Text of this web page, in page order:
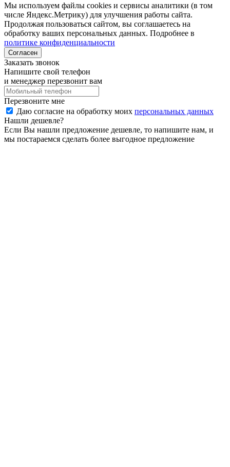
Мы используем файлы cookies и сервисы аналитики (в том
числе Яндекс.Метрику) для улучшения работы сайта.
Продолжая пользоваться сайтом, вы соглашаетесь на
обработку ваших персональных данных. Подробнее в
политике конфиденциальности
Согласен
Заказать звонок
Напишите свой телефон
и менеджер перезвонит вам
Перезвоните мне
Даю согласие на обработку моих персональных данных
Нашли дешевле?
Если Вы нашли предложение дешевле, то напишите нам, и
мы постараемся сделать более выгодное предложение